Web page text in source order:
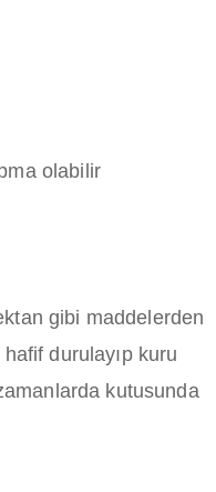
olabilir
gibi maddelerden
durulayıp kuru
kutusunda